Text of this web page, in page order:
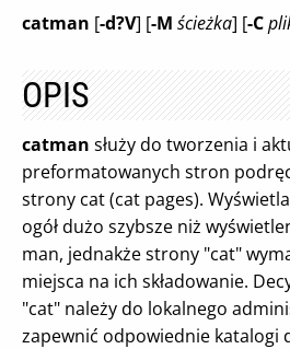
catman [-d?V] [-M ścieżka] [-C
OPIS
catman służy do tworzenia i
preformatowanych stron
strony cat (cat pages).
ogół dużo szybsze niż
man, jednakże strony "cat"
miejsca na ich składowanie.
"cat" należy do lokalnego
zapewnić odpowiednie katalogi